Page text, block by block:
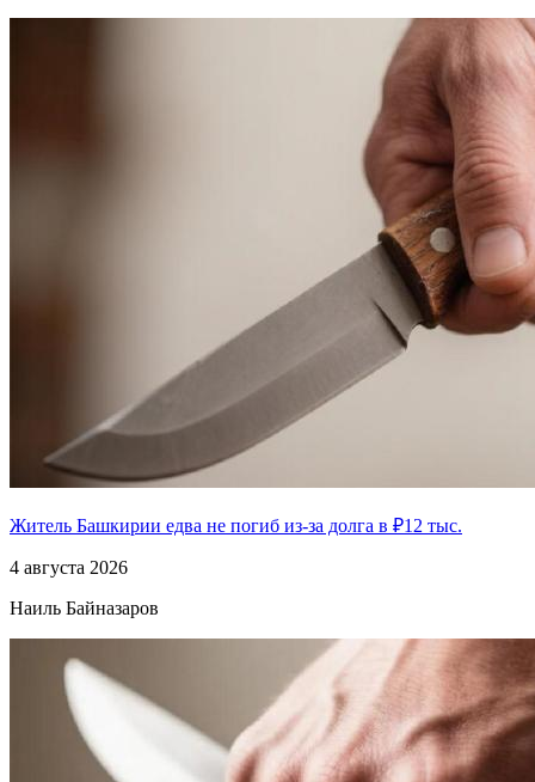
Житель Башкирии едва не погиб из-за долга в ₽12 тыс.
4 августа 2026
Наиль Байназаров